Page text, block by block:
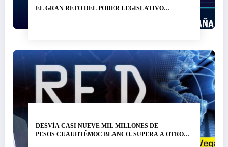
EL GRAN RETO DEL PODER LEGISLATIVO…
DESVÍA CASI NUEVE MIL MILLONES DE
PESOS CUAUHTÉMOC BLANCO. SUPERA A OTRO